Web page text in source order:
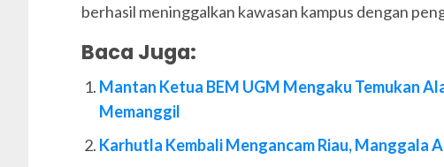
berhasil meninggalkan kawasan kampus dengan
Baca Juga:
Mantan Ketua BEM UGM Mengaku Temukan
Memanggil
Karhutla Kembali Mengancam Riau, Manggala